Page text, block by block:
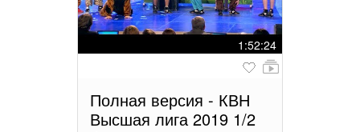
1:52:24
Полная версия - КВН
Высшая лига 2019 1/2